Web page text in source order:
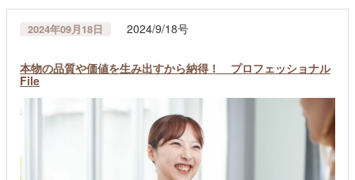
2024年09月18日 2024/9/18号
本物の品質や価値を生み出すから納得！ プロフェッショナル
File